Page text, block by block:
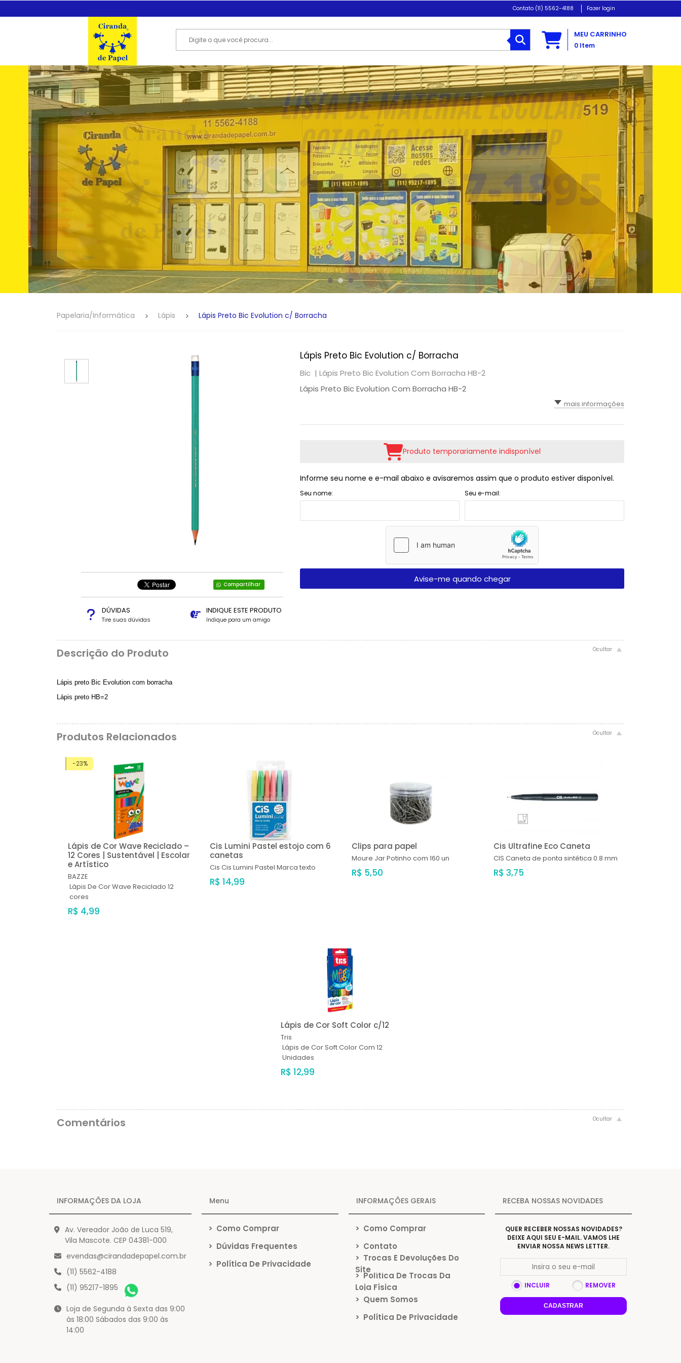
(11) 5562-4188 Fazer login
MEU CARRINHO
0 Item
Papelaria/Informática Lápis Lápis Preto Bic Evolution c/ Borracha
Compartilhar
DÚVIDAS
Tire suas dúvidas
INDIQUE ESTE PRODUTO
Indique para um amigo
Lápis Preto Bic Evolution c/ Borracha
Bic | Lápis Preto Bic Evolution Com Borracha HB-2
Lápis Preto Bic Evolution Com Borracha HB-2
mais informações
Produto temporariamente indisponível
Informe seu nome e e-mail abaixo e avisaremos assim que o produto estiver disponível.
Seu nome: Seu e-mail:
Avise-me quando chegar
Descrição do Produto
Lápis preto Bic Evolution com borracha
Lápis preto HB=2
Produtos Relacionados
-23%
Lápis de Cor Wave Reciclado –
12 Cores | Sustentável | Escolar
e Artístico
BAZZE
Lápis De Cor Wave Reciclado 12
cores
R$ 4,99
Cis Lumini Pastel estojo com 6
canetas
Cis Cis Lumini Pastel Marca texto
R$ 14,99
Clips para papel
Moure JarPotinho com 160 un
R$ 5,50
Cis Ultrafine Eco Caneta
CIS Caneta de ponta sintética 0.8 mm
R$ 3,75
Lápis de Cor Soft Color c/12
Tris
Lápis de Cor Soft Color Com 12
Unidades
R$ 12,99
Comentários
INFORMAÇÕES DA LOJA
Av. Vereador João de Luca 519,
Vila Mascote. CEP 04381-000
evendas@cirandadepapel.com.br
(11) 5562-4188
(11) 95217-1895
Loja de Segunda à Sexta das 9:00
às 18:00 Sábados das 9:00 às
14:00
Menu
> Como Comprar
> Dúvidas Frequentes
> Política De Privacidade
INFORMAÇÕES GERAIS
> Como Comprar
> Contato
> Trocas E Devoluções Do
Site
>Política De Trocas Da
Loja Física
> Quem Somos
> Política De Privacidade
RECEBA NOSSAS NOVIDADES
QUER RECEBER NOSSAS NOVIDADES?
DEIXE AQUI SEU E-MAIL. VAMOS LHE
ENVIAR NOSSA NEWS LETTER.
INCLUIR REMOVER
CADASTRAR